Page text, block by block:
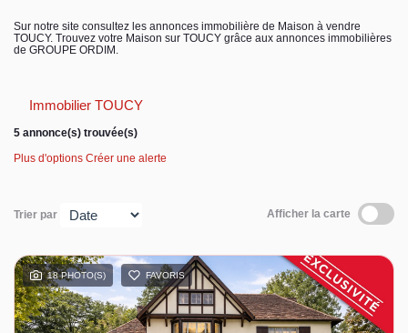
Immobilier pro
Syndic
Espace client
Sur notre site consultez les annonces immobilière de Maison à vendre
TOUCY. Trouvez votre Maison sur TOUCY grâce aux annonces immobilières
de GROUPE ORDIM.
Immobilier TOUCY
5 annonce(s) trouvée(s)
Plus d'options Créer une alerte
Trier par Afficher la carte
18 PHOTO(S) FAVORIS